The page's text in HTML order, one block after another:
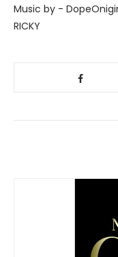
Music by -
RICKY